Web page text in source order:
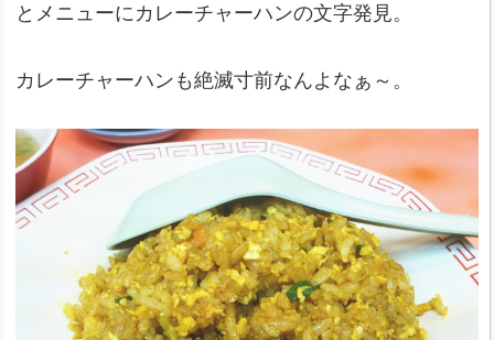
とメニューにカレーチャーハンの文字発見。
カレーチャーハンも絶滅寸前なんよなぁ～。